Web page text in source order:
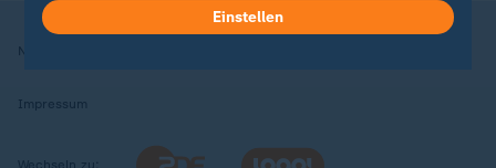
Nutzungsbedingungen
Impressum
Wechseln zu:
Weitere Informationen findest du in unserer
Datenschutzerklärung.
Einstellen